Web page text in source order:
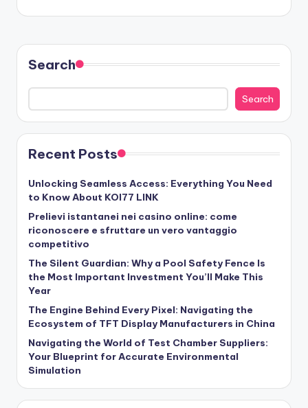
Search
Search
Recent Posts
Unlocking Seamless Access: Everything You Need
to Know About KOI77 LINK
Prelievi istantanei nei casino online: come
riconoscere e sfruttare un vero vantaggio
competitivo
The Silent Guardian: Why a Pool Safety Fence Is
the Most Important Investment You’ll Make This
Year
The Engine Behind Every Pixel: Navigating the
Ecosystem of TFT Display Manufacturers in China
Navigating the World of Test Chamber Suppliers:
Your Blueprint for Accurate Environmental
Simulation